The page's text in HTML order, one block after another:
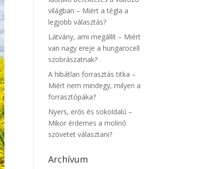
világban – Miért a tégla a
legjobb választás?
Látvány, ami megállít – Miért
van nagy ereje a hungarocell
szobrászatnak?
A hibátlan forrasztás titka –
Miért nem mindegy, milyen a
forrasztópáka?
Nyers, erős és sokoldalú –
Mikor érdemes a molinó
szövetet választani?
Archívum